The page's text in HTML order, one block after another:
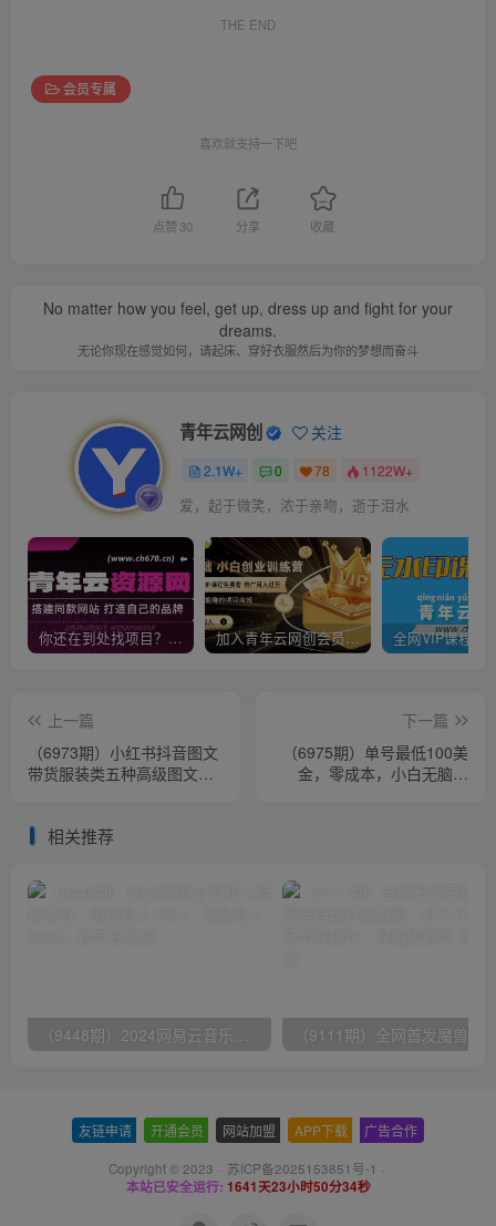
THE END
会员专属
喜欢就支持一下吧
点赞30 分享 收藏
No matter how you feel, get up, dress up and fight for your
dreams.
无论你现在感觉如何，请起床、穿好衣服然后为你的梦想而奋斗
青年云网创 关注
2.1W+ 0 78 1122W+
爱，起于微笑，浓于亲吻，逝于泪水
你还在到处找项目？还在当韭菜？我靠卖项目一个月收入5万+，曾经我也是个失败者。 加入青年云网创会员，全站资源免费学习。加入高级合伙人，推广日入1000+
上一篇
（6973期）小红书抖音图文
带货服装类五种高级图文制
下一篇
（6975期）单号最低100美
金，零成本，小白无脑操
相关推荐
友链申请 开通会员 网站加盟 APP下载 广告合作
Copyright © 2023 · 苏ICP备2025153851号-1 ·
本站已安全运行: 1641天23小时50分34秒